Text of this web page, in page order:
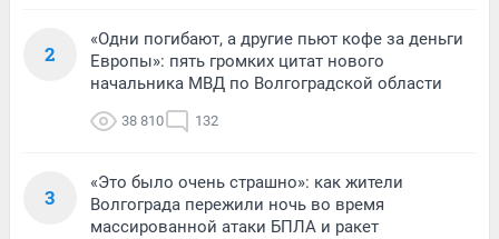
2
«Одни погибают, а другие пьют кофе за деньги
Европы»: пять громких цитат нового
начальника МВД по Волгоградской области
38 810 132
3
«Это было очень страшно»: как жители
Волгограда пережили ночь во время
массированной атаки БПЛА и ракет